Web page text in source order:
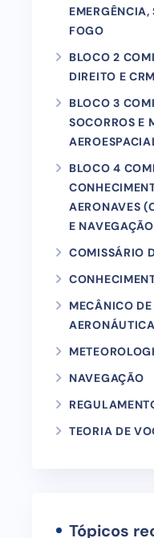
EMERGÊNCIA,
FOGO
BLOCO 2
DIREITO E CRM
BLOCO 3
SOCORROS E
BLOCO 4
AERONAVES
E
COMISSÁRIO
MECÂNICO
NAVEGAÇÃO
TEORIA DE
Tópicos